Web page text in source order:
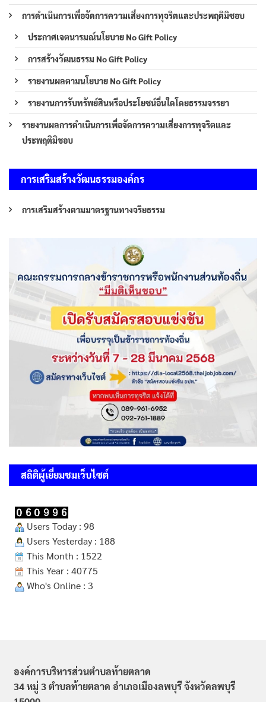
การดำเนินการเพื่อจัดการความเสี่ยงการทุจริตและประพฤติมิชอบ
ประกาศเจตนารมณ์นโยบาย No Gift Policy
การสร้างวัฒนธรรม No Gift Policy
รายงานผลตามนโยบาย No Gift Policy
รายงานการรับทรัพย์สินหรือประโยชน์อื่นใดโดยธรรมจรรยา
รายงานผลการดำเนินการเพื่อจัดการความเสี่ยงการทุจริตและ
ประพฤติมิชอบ
การเสริมสร้างวัฒนธรรมองค์กร
การเสริมสร้างตามมาตรฐานทางจริยธรรม
สถิติผู้เยี่ยมชมเว็บไซต์
Users Today : 98
Users Yesterday : 188
This Month : 1522
This Year : 40775
Who's Online : 3
องค์การบริหารส่วนตำบลท้ายตลาด
34 หมู่ 3 ตำบลท้ายตลาด อำเภอเมืองลพบุรี จังหวัดลพบุรี